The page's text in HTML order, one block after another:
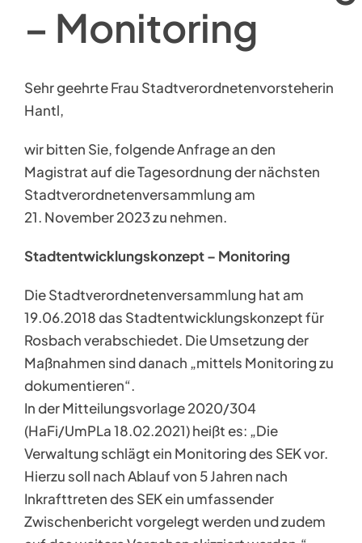
– Monitoring
Sehr geehrte Frau Stadtverordnetenvorsteherin
Hantl,
wir bitten Sie, folgende Anfrage an den
Magistrat auf die Tagesordnung der nächsten
Stadtverordnetenversammlung am
21. November 2023 zu nehmen.
Stadtentwicklungskonzept – Monitoring
Die Stadtverordnetenversammlung hat am
19.06.2018 das Stadtentwicklungskonzept für
Rosbach verabschiedet. Die Umsetzung der
Maßnahmen sind danach „mittels Monitoring zu
dokumentieren“.
In der Mitteilungsvorlage 2020/304
(HaFi/UmPLa 18.02.2021) heißt es: „Die
Verwaltung schlägt ein Monitoring des SEK vor.
Hierzu soll nach Ablauf von 5 Jahren nach
Inkrafttreten des SEK ein umfassender
Zwischenbericht vorgelegt werden und zudem